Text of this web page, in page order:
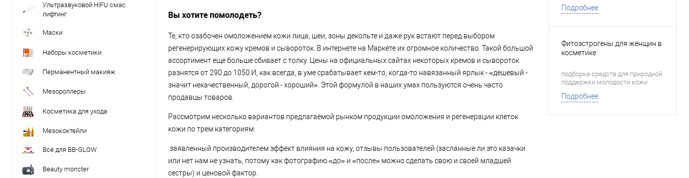
Ультразвуковой HIFU смас
лифтинг
Маски
Наборы косметики
Перманентный макияж
Мезороллеры
Косметика для ухода
Мезококтейли
Всё для BB-GLOW
Beauty monster
Вы хотите помолодеть?
Те, кто озабочен омоложением кожи лица, шеи, зоны декольте и даже рук встают перед выбором
регенерирующих кожу кремов и сывороток. В интернете на Маркете их огромное количество. Такой большой
ассортимент еще больше сбивает с толку. Цены на официальных сайтах некоторых кремов и сывороток
разнятся от 290 до 1050.И, как всегда, в уме срабатывает кем-то, когда-то навязанный ярлык - «дешевый -
значит некачественный, дорогой - хороший». Этой формулой в наших умах пользуются очень часто
продавцы товаров.
Рассмотрим несколько вариантов предлагаемой рынком продукции омоложения и регенерации клеток
кожи по трем категориям:
заявленный производителем эффект влияния на кожу, отзывы пользователей (засланные ли это казачки
или нет нам не узнать, потому как фотографию «до» и «после» можно сделать свою и своей младшей
сестры) и ценовой фактор.
Подробнее
Фитоэстрогены для женщин в
косметике
подборка средств для природной
поддержки молодости кожи
Подробнее